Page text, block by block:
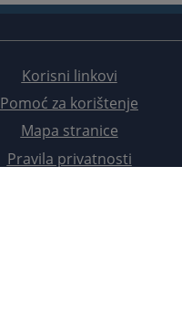
Korisni linkovi
Pomoć za korištenje
Mapa stranice
Pravila privatnosti